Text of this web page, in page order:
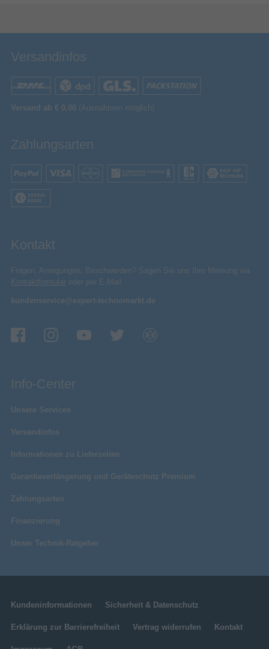
Versandinfos
Versand ab € 0,00 (Ausnahmen möglich)
Zahlungsarten
Kontakt
Fragen, Anregungen, Beschwerden? Sagen Sie uns Ihre Meinung via
Kontaktformular oder per E-Mail:
kundenservice@expert-technomarkt.de
Info-Center
Unsere Services
Versandinfos
Informationen zu Lieferzeiten
Garantieverlängerung und Geräteschutz Premium
Zahlungsarten
Finanzierung
Unser Technik-Ratgeber
Kundeninformationen Sicherheit & Datenschutz
Erklärung zur Barrierefreiheit Vertrag widerrufen Kontakt